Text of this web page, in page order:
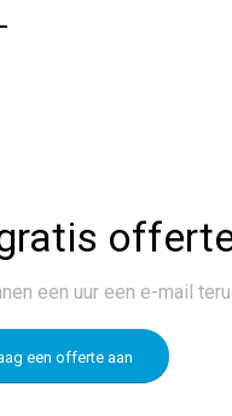
een uur een e-mail
een offerte aan